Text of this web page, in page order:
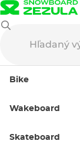
Bike
Wakeboard
Skateboard
Dámske
Anon
Zobraziť filtre